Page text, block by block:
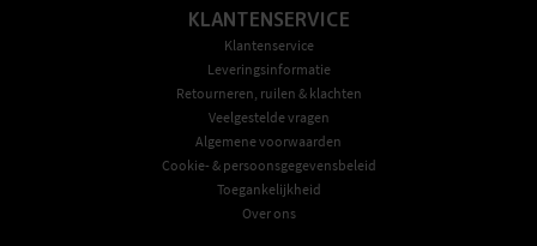
KLANTENSERVICE
Klantenservice
Leveringsinformatie
Retourneren, ruilen & klachten
Veelgestelde vragen
Algemene voorwaarden
Cookie- & persoonsgegevensbeleid
Toegankelijkheid
Over ons